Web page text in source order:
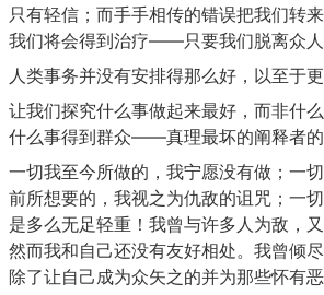
只有轻信；而手手相传的错误把我们转
我们将会得到治疗——只要我们脱离众人
人类事务并没有安排得那么好，以至于
让我们探究什么事做起来最好，而非什
什么事得到群众——真理最坏的阐释者的
一切我至今所做的，我宁愿没有做；一
前所想要的，我视之为仇敌的诅咒；一
是多么无足轻重！我曾与许多人为敌，
然而我和自己还没有友好相处。我曾倾
除了让自己成为众矢之的并为那些怀有